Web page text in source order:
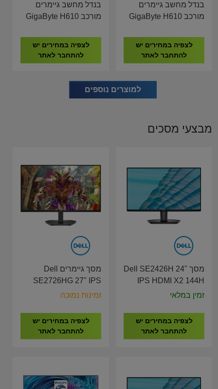
בנדל מחשב גיימרים
מורכב GigaByte H610
DDR4 500GB NVME
RTX 5060 8GB
לצפיה במחירים יש
להתחבר לאתר
בנדל מחשב גיימרים
מורכב GigaByte H610
DDR4 500GB NVME
AMD RX 580 8GB
לצפיה במחירים יש
להתחבר לאתר
למוצרים נוספים
מבצעי מסכים
מסך Dell SE2426H 24"
IPS HDMI X2 144H
Monitor
זמין במלאי
לצפיה במחירים יש
להתחבר לאתר
מסך גיימרים Dell
SE2726HG 27" IPS
HDMI X2, DP 240Hz
זמינות נמוכה
לצפיה במחירים יש
להתחבר לאתר